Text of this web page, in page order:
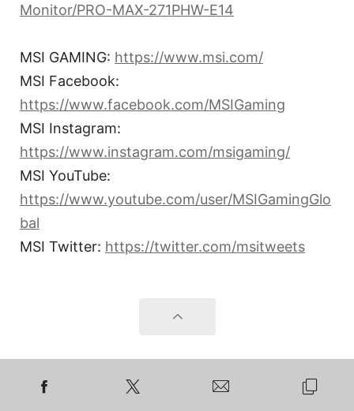
Monitor/PRO-MAX-271PHW-E14
MSI GAMING: https://www.msi.com/
MSI Facebook:
https://www.facebook.com/MSIGaming
MSI Instagram:
https://www.instagram.com/msigaming/
MSI YouTube:
https://www.youtube.com/user/MSIGamingGlo
bal
MSI Twitter: https://twitter.com/msitweets